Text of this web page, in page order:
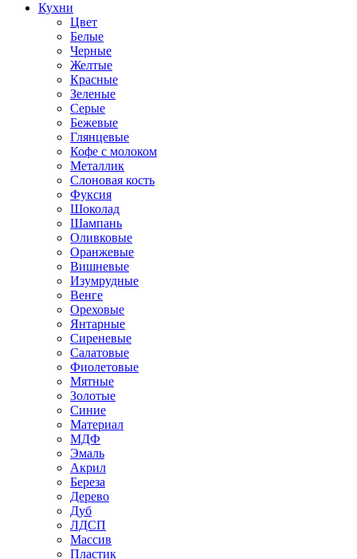
Кухни
Цвет
Белые
Черные
Желтые
Красные
Зеленые
Серые
Бежевые
Глянцевые
Кофе с молоком
Металлик
Слоновая кость
Фуксия
Шоколад
Шампань
Оливковые
Оранжевые
Вишневые
Изумрудные
Венге
Ореховые
Янтарные
Сиреневые
Салатовые
Фиолетовые
Мятные
Золотые
Синие
Материал
МДФ
Эмаль
Акрил
Береза
Дерево
Дуб
ЛДСП
Массив
Пластик